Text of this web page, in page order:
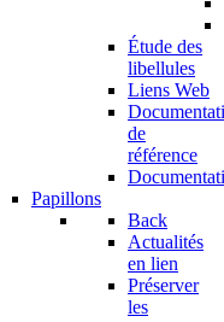
Étude des
libellules
Liens Web
de
référence
Papillons
Back
Actualités
en lien
Préserver
les